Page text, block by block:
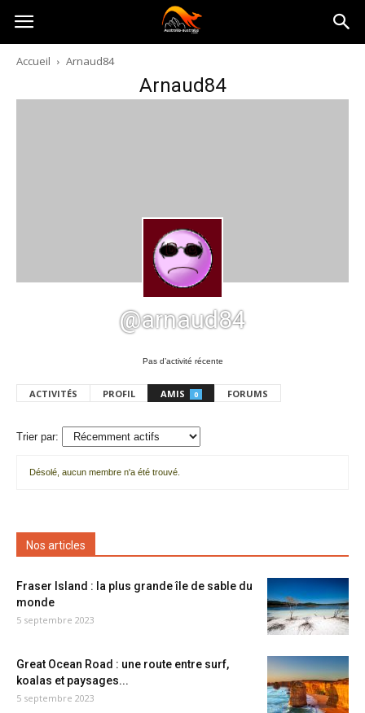
Australia-
australie.com
Accueil Arnaud84
Arnaud84
@arnaud84
Pas d’activité récente
ACTIVITÉS PROFIL AMIS 0 FORUMS
Trier par:
amis
Désolé, aucun membre n'a été trouvé.
Nos articles
Fraser Island : la plus grande île de sable du
monde
5 septembre 2023
Great Ocean Road : une route entre surf,
koalas et paysages...
5 septembre 2023